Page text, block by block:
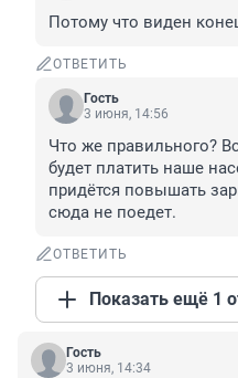
Потому что виден
ОТВЕТИТЬ
Гость
3 июня, 14:56
Что же правильного?
будет платить наше
придётся повышать
сюда не поедет.
ОТВЕТИТЬ
Показать ещё 1
Гость
3 июня, 14:34